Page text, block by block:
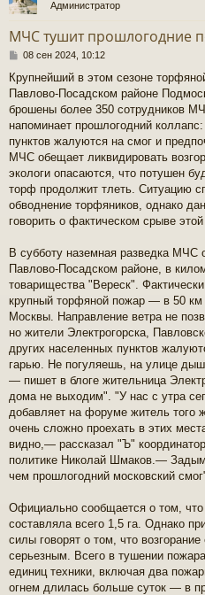
Администратор
МЧС тушит прошлогодние
С
о
б
щ
и
е
08 сен 2024, 10:12
Крупнейший в этом сезоне
Павлово-Посадском районе
брошены более 350 сотрудников
напоминает прошлогодний
пунктов жалуются на смог и
МЧС обещает ликвидировать
экологи опасаются, что потушен
торф продолжит тлеть. Ситуацию
обводнение торфяников, однако
говорить о фактическом срыве
В субботу наземная разведка МЧС
Павлово-Посадском районе, в
товарищества "Вереск".
крупный торфяной пожар — в 50 км
Москвы. Направление ветра не
но жители Электрогорска,
других населенных пунктов
гарью. Не погуляешь, на улице
— пишет в блоге жительница
дома не выходим". "У нас с утра
добавляет на форуме житель того
очень сложно проехать в этих
видно,— рассказал "Ъ"
политике Николай Шмаков.—
чем прошлогодний московский
Официально сообщается о том, что
составляла всего 1,5 га. Однако
силы говорят о том, что
серьезным. Всего в тушении
единиц техники, включая два
огнем длилась больше суток — в